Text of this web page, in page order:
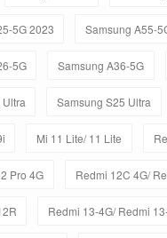
5G 2023 Samsung A55-
5G Samsung A36-5G
Samsung S25 Ultra
Mi 11 Lite/ 11 Lite
Pro 4G Redmi 12C 4G/
Redmi 13-4G/ Redmi